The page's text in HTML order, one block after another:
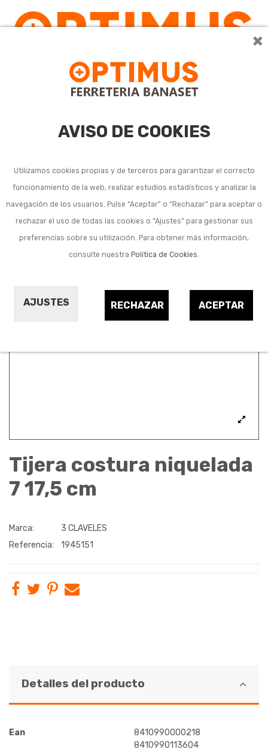
×
AVISO DE COOKIES
Utilizamos cookies propias y de terceros para garantizar el correcto
funcionamiento de la web, realizar estudios estadísticos y analizar la
navegación de los usuarios. Pulse “Aceptar” o “Rechazar” para aceptar o
rechazar el uso de todas las cookies o “Ajustes” para gestionar sus
preferencias sobre su utilización. Para obtener más información,
consulte nuestra Política de Cookies.
AJUSTES ACEPTAR
RECHAZAR
Tijera costura niquelada
7 17,5 cm
Marca:
3 CLAVELES
Referencia:
1945151
Detalles del producto
Ean
8410990000218
8410990113604